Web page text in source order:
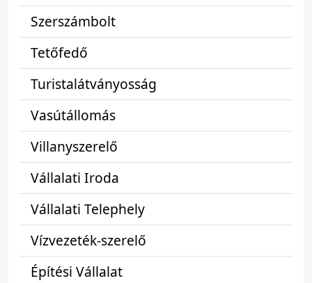
Szerszámbolt
Tetőfedő
Turistalátványosság
Vasútállomás
Villanyszerelő
Vállalati Iroda
Vállalati Telephely
Vízvezeték-szerelő
Építési Vállalat